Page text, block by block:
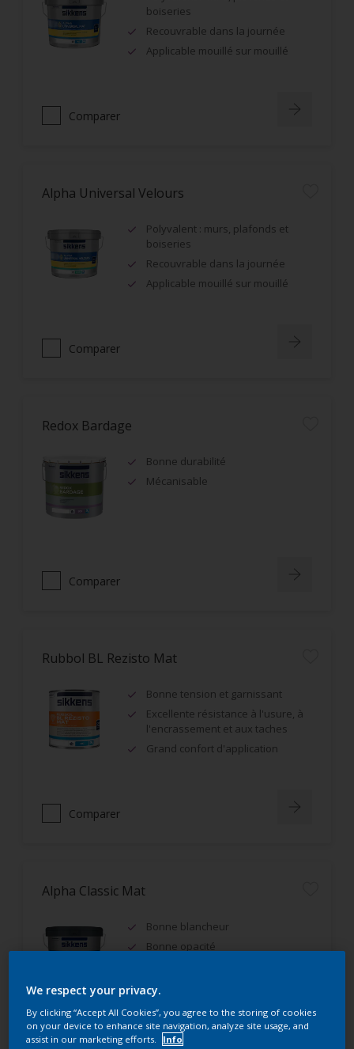
boiseries
Recouvrable dans la journée
Applicable mouillé sur mouillé
Comparer
Alpha Universal Velours
Polyvalent : murs, plafonds et
boiseries
Recouvrable dans la journée
Applicable mouillé sur mouillé
Comparer
Redox Bardage
Bonne durabilité
Mécanisable
Comparer
Rubbol BL Rezisto Mat
Bonne tension et garnissant
Excellente résistance à l'usure, à
l'encrassement et aux taches
Grand confort d'application
Comparer
Alpha Classic Mat
Bonne blancheur
Bonne opacité
Comparer
We respect your privacy.
By clicking “Accept All Cookies”, you agree to the storing of cookies
on your device to enhance site navigation, analyze site usage, and
assist in our marketing efforts.
Info